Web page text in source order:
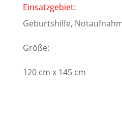
Einsatzgebiet:
Geburtshilfe,
Größe:
120 cm x 145 cm